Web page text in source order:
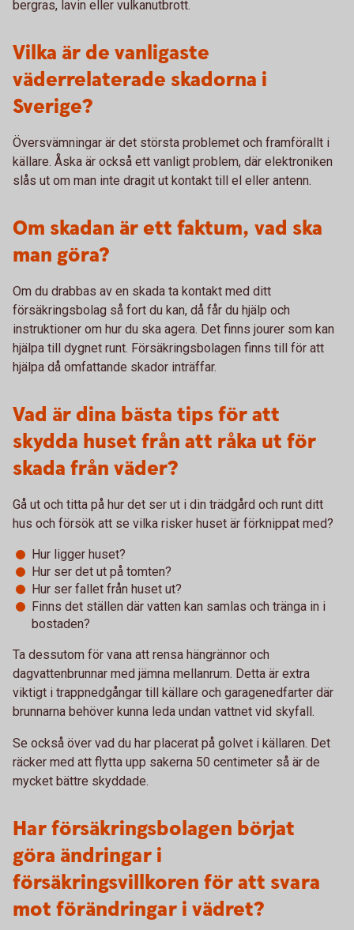
bergras, lavin eller vulkanutbrott.
Vilka är de vanligaste
väderrelaterade skadorna i
Sverige?
Översvämningar är det största problemet och framförallt i
källare. Åska är också ett vanligt problem, där elektroniken
slås ut om man inte dragit ut kontakt till el eller antenn.
Om skadan är ett faktum, vad ska
man göra?
Om du drabbas av en skada ta kontakt med ditt
försäkringsbolag så fort du kan, då får du hjälp och
instruktioner om hur du ska agera. Det finns jourer som kan
hjälpa till dygnet runt. Försäkringsbolagen finns till för att
hjälpa då omfattande skador inträffar.
Vad är dina bästa tips för att
skydda huset från att råka ut för
skada från väder?
Gå ut och titta på hur det ser ut i din trädgård och runt ditt
hus och försök att se vilka risker huset är förknippat med?
Hur ligger huset?
Hur ser det ut på tomten?
Hur ser fallet från huset ut?
Finns det ställen där vatten kan samlas och tränga in i
bostaden?
Ta dessutom för vana att rensa hängrännor och
dagvattenbrunnar med jämna mellanrum. Detta är extra
viktigt i trappnedgångar till källare och garagenedfarter där
brunnarna behöver kunna leda undan vattnet vid skyfall.
Se också över vad du har placerat på golvet i källaren. Det
räcker med att flytta upp sakerna 50 centimeter så är de
mycket bättre skyddade.
Har försäkringsbolagen börjat
göra ändringar i
försäkringsvillkoren för att svara
mot förändringar i vädret?